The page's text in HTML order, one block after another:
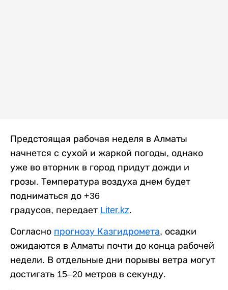
Предстоящая рабочая неделя в Алматы
начнется с сухой и жаркой погоды, однако
уже во вторник в город придут дожди и
грозы. Температура воздуха днем будет
подниматься до +36
градусов, передает Liter.kz.
Согласно прогнозу Казгидромета, осадки
ожидаются в Алматы почти до конца рабочей
недели. В отдельные дни порывы ветра могут
достигать 15–20 метров в секунду.